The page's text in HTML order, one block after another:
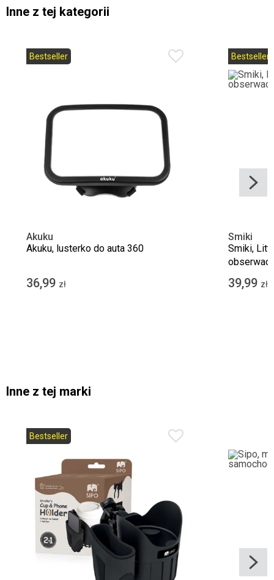
Inne z tej kategorii
Bestseller
Akuku
Akuku, lusterko do auta 360
36,99 zł
Bestseller
Smiki
Smiki,
39,99 zł
Inne z tej marki
Bestseller